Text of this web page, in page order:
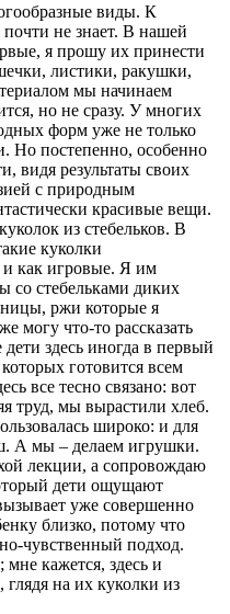
виды. К
не знает. В нашей
я прошу их принести
листики, ракушки,
мы начинаем
но не сразу. У многих
форм уже не только
Но постепенно, особенно
видя результаты своих
с природным
красивые вещи.
из стебельков. В
куколки
и как игровые. Я им
со стебельками диких
ржи которые я
могу что-то рассказать
здесь иногда в первый
готовится всем
все тесно связано: вот
труд, мы вырастили хлеб.
широко: и для
А мы – делаем игрушки.
лекции, а сопровождаю
дети ощущают
уже совершенно
близко, потому что
чувственный подход.
кажется, здесь и
глядя на их куколки из